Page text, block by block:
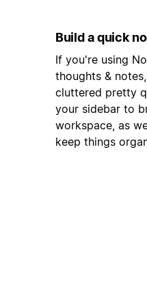
Build a quick
If you're using
thoughts &
cluttered pretty
your sidebar to
workspace, as
keep things